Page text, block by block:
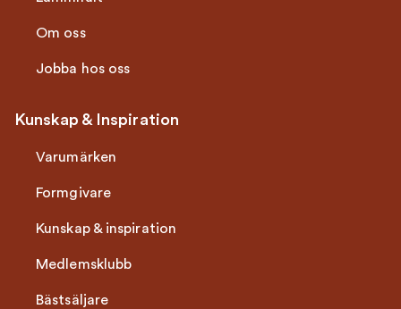
Om oss
Jobba hos oss
Kunskap & Inspiration
Varumärken
Formgivare
Kunskap & inspiration
Medlemsklubb
Bästsäljare